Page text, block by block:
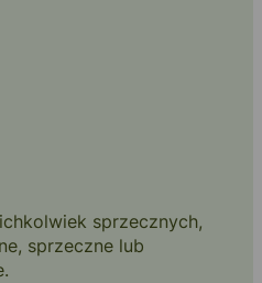
sprzecznych,
sprzeczne lub